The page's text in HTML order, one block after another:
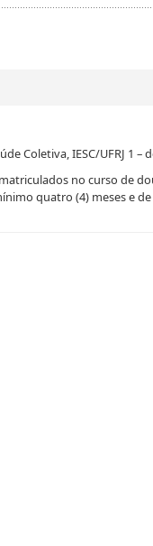
Coletiva, IESC/UFRJ 1 –
no curso de
quatro (4) meses e